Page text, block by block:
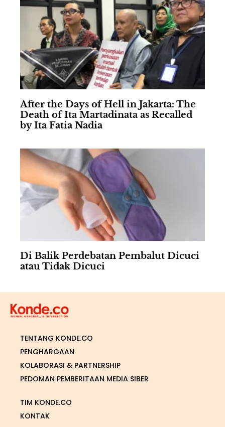
After the Days of Hell in Jakarta: The
Death of Ita Martadinata as Recalled
by Ita Fatia Nadia
Di Balik Perdebatan Pembalut Dicuci
atau Tidak Dicuci
TENTANG KONDE.CO
PENGHARGAAN
KOLABORASI & PARTNERSHIP
PEDOMAN PEMBERITAAN MEDIA SIBER
TIM KONDE.CO
KONTAK